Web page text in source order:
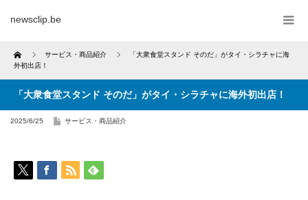
newsclip.be
Home サービス・商品紹介
「大衆食堂スタンド そのだ」がタイ・シラチャに海
外初出店！
「大衆食堂スタンド そのだ」がタイ・シラチャに海外初出店！
2025/6/25 サービス・商品紹介